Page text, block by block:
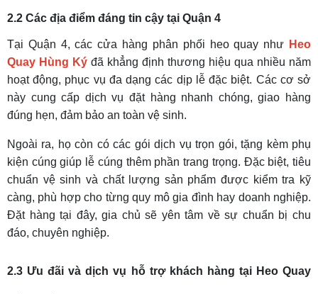
2.2 Các địa điểm đáng tin cậy tại Quận 4
Tại Quận 4, các cửa hàng phân phối heo quay như Heo
Quay Hùng Ký đã khẳng định thương hiệu qua nhiều năm
hoạt động, phục vụ đa dạng các dịp lễ đặc biệt. Các cơ sở
này cung cấp dịch vụ đặt hàng nhanh chóng, giao hàng
đúng hẹn, đảm bảo an toàn vệ sinh.
Ngoài ra, họ còn có các gói dịch vụ trọn gói, tặng kèm phụ
kiện cúng giúp lễ cúng thêm phần trang trọng. Đặc biệt, tiêu
chuẩn vệ sinh và chất lượng sản phẩm được kiểm tra kỹ
càng, phù hợp cho từng quy mô gia đình hay doanh nghiệp.
Đặt hàng tại đây, gia chủ sẽ yên tâm về sự chuẩn bị chu
đáo, chuyên nghiệp.
2.3 Ưu đãi và dịch vụ hỗ trợ khách hàng tại Heo Quay